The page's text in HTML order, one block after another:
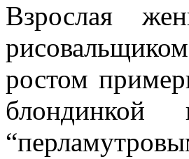
Взрослая
ростом
блондинкой